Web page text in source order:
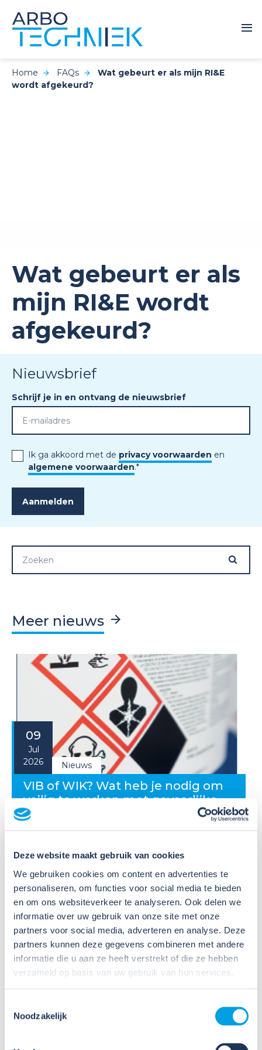
Deze website maakt gebruik van cookies
We gebruiken cookies om content en advertenties te
personaliseren, om functies voor social media te bieden
en om ons websiteverkeer te analyseren. Ook delen we
informatie over uw gebruik van onze site met onze
partners voor social media, adverteren en analyse. Deze
partners kunnen deze gegevens combineren met andere
informatie die u aan ze heeft verstrekt of die ze hebben
verzameld op basis van uw gebruik van hun services.
Noodzakelijk
Home FAQs
Wat gebeurt er als mijn RI&E
wordt afgekeurd?
Wat gebeurt er als
mijn RI&E wordt
afgekeurd?
Nieuwsbrief
Schrijf je in en ontvang de nieuwsbrief
Ik ga akkoord met de privacy voorwaarden en
algemene voorwaarden.*
Meer nieuws
09
Jul
2026
Nieuws
VIB of WIK? Wat heb je nodig om
veilig te werken met gevaarlijke
stoffen?
Veiligheidsinformatiebladen (VIB's) of mini-VIB's
beschikbaar voor de gevaarlijke stoffen waarmee zij
werken. Dat is een belangrijke eerste stap, maar
daarmee voldoe je nog niet aan de verplichtingen
u...
Lees verder
09